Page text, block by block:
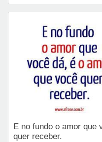
E no fundo o amor que
quer receber.